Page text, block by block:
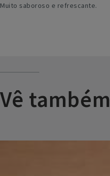
Muito saboroso e refrescante.
Vê também